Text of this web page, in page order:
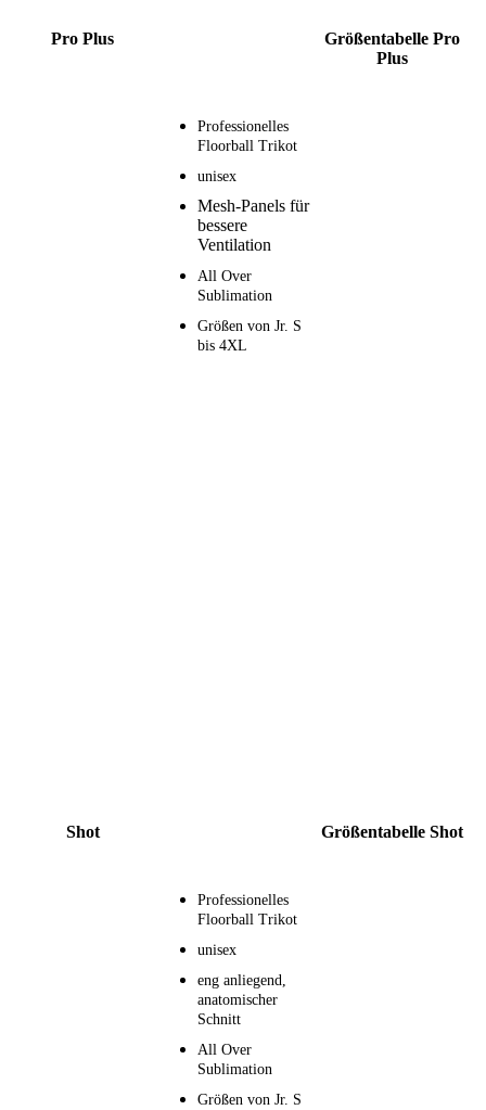
Pro Plus
Größentabelle Pro
Plus
Professionelles
Floorball Trikot
unisex
Mesh-Panels für
bessere
Ventilation
All Over
Sublimation
Größen von Jr. S
bis 4XL
Shot Größentabelle Shot
Professionelles
Floorball Trikot
unisex
eng anliegend,
anatomischer
Schnitt
All Over
Sublimation
Größen von Jr. S